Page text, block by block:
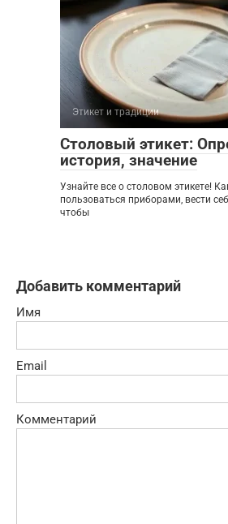
Этикет и традиции
Столовый этикет:
история, значение
Узнайте все о столовом этикете!
пользоваться приборами, вести
чтобы
Добавить комментарий
Имя
Email
Комментарий